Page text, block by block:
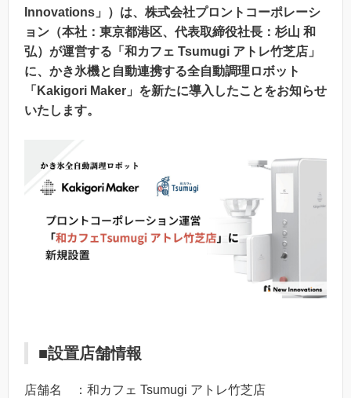
Innovations」）は、株式会社プロントコーポレーシ
ョン（本社：東京都港区、代表取締役社長：杉山 和
弘）が運営する「和カフェ Tsumugi アトレ竹芝店」
に、かき氷機と自動連携する全自動調理ロボット
「Kakigori Maker」を新たに導入したことをお知らせ
いたします。
■設置店舗情報
店舗名 ：和カフェ Tsumugi アトレ竹芝店